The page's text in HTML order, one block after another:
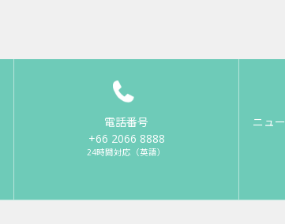
電話番号
+66 2066 8888
24時間対応（英語）
ニュ